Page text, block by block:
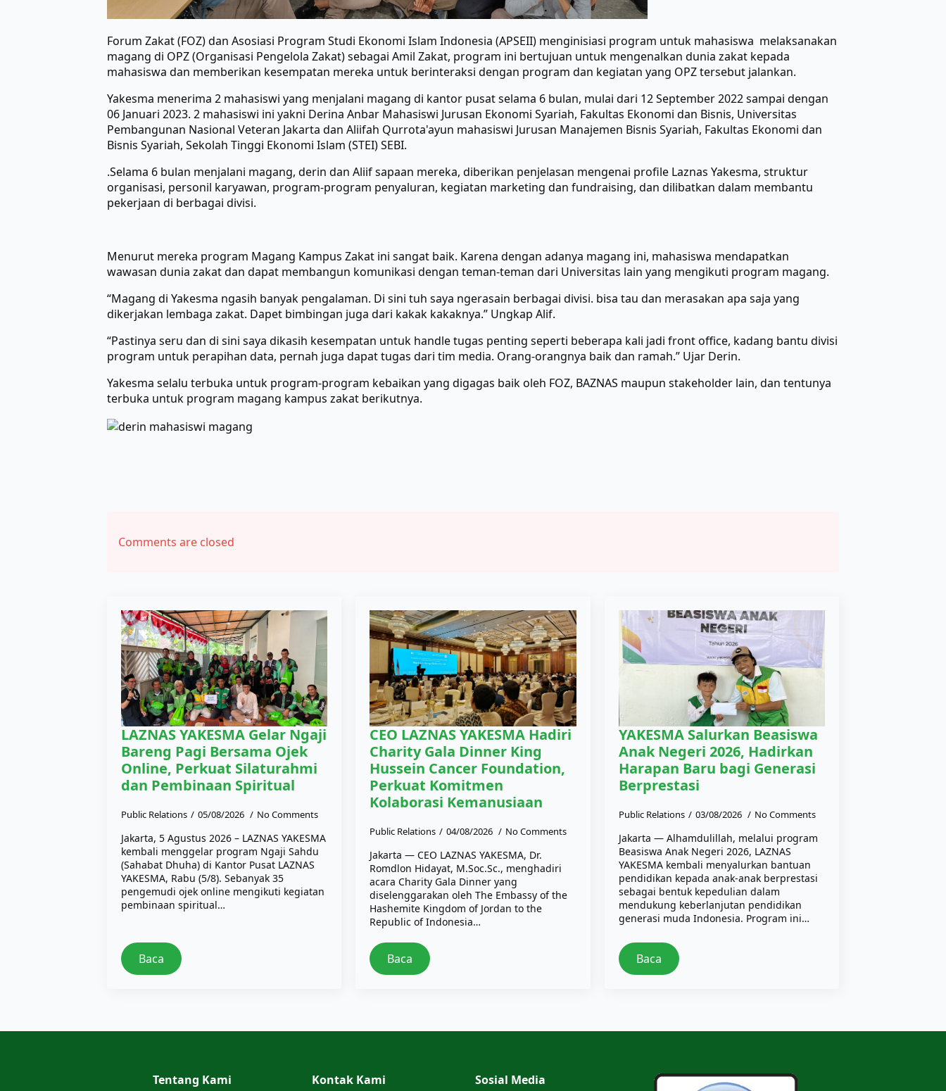
Forum Zakat (FOZ) dan Asosiasi Program Studi Ekonomi Islam Indonesia (APSEII) menginisiasi program untuk mahasiswa melaksanakan
magang di OPZ (Organisasi Pengelola Zakat) sebagai Amil Zakat, program ini bertujuan untuk mengenalkan dunia zakat kepada
mahasiswa dan memberikan kesempatan mereka untuk berinteraksi dengan program dan kegiatan yang OPZ tersebut jalankan.
Yakesma menerima 2 mahasiswi yang menjalani magang di kantor pusat selama 6 bulan, mulai dari 12 September 2022 sampai dengan
06 Januari 2023. 2 mahasiswi ini yakni Derina Anbar Mahasiswi Jurusan Ekonomi Syariah, Fakultas Ekonomi dan Bisnis, Universitas
Pembangunan Nasional Veteran Jakarta dan Aliifah Qurrota'ayun mahasiswi Jurusan Manajemen Bisnis Syariah, Fakultas Ekonomi dan
Bisnis Syariah, Sekolah Tinggi Ekonomi Islam (STEI) SEBI.
.Selama 6 bulan menjalani magang, derin dan Aliif sapaan mereka, diberikan penjelasan mengenai profile Laznas Yakesma, struktur
organisasi, personil karyawan, program-program penyaluran, kegiatan marketing dan fundraising, dan dilibatkan dalam membantu
pekerjaan di berbagai divisi.
Menurut mereka program Magang Kampus Zakat ini sangat baik. Karena dengan adanya magang ini, mahasiswa mendapatkan
wawasan dunia zakat dan dapat membangun komunikasi dengan teman-teman dari Universitas lain yang mengikuti program magang.
“Magang di Yakesma ngasih banyak pengalaman. Di sini tuh saya ngerasain berbagai divisi. bisa tau dan merasakan apa saja yang
dikerjakan lembaga zakat. Dapet bimbingan juga dari kakak kakaknya.” Ungkap Alif.
“Pastinya seru dan di sini saya dikasih kesempatan untuk handle tugas penting seperti beberapa kali jadi front office, kadang bantu divisi
program untuk perapihan data, pernah juga dapat tugas dari tim media. Orang-orangnya baik dan ramah.” Ujar Derin.
Yakesma selalu terbuka untuk program-program kebaikan yang digagas baik oleh FOZ, BAZNAS maupun stakeholder lain, dan tentunya
terbuka untuk program magang kampus zakat berikutnya.
Comments are closed
LAZNAS YAKESMA Gelar Ngaji
Bareng Pagi Bersama Ojek
Online, Perkuat Silaturahmi
dan Pembinaan Spiritual
Public Relations 05/08/2026 No Comments
Jakarta, 5 Agustus 2026 – LAZNAS YAKESMA
kembali menggelar program Ngaji Sahdu
(Sahabat Dhuha) di Kantor Pusat LAZNAS
YAKESMA, Rabu (5/8). Sebanyak 35
pengemudi ojek online mengikuti kegiatan
pembinaan spiritual…
Baca
CEO LAZNAS YAKESMA Hadiri
Charity Gala Dinner King
Hussein Cancer Foundation,
Perkuat Komitmen
Kolaborasi Kemanusiaan
Public Relations 04/08/2026 No Comments
Jakarta — CEO LAZNAS YAKESMA, Dr.
Romdlon Hidayat, M.Soc.Sc., menghadiri
acara Charity Gala Dinner yang
diselenggarakan oleh The Embassy of the
Hashemite Kingdom of Jordan to the
Republic of Indonesia…
Baca
YAKESMA Salurkan Beasiswa
Anak Negeri 2026, Hadirkan
Harapan Baru bagi Generasi
Berprestasi
Public Relations 03/08/2026 No Comments
Jakarta — Alhamdulillah, melalui program
Beasiswa Anak Negeri 2026, LAZNAS
YAKESMA kembali menyalurkan bantuan
pendidikan kepada anak-anak berprestasi
sebagai bentuk kepedulian dalam
mendukung keberlanjutan pendidikan
generasi muda Indonesia. Program ini…
Baca
Tentang Kami Kontak Kami Sosial Media